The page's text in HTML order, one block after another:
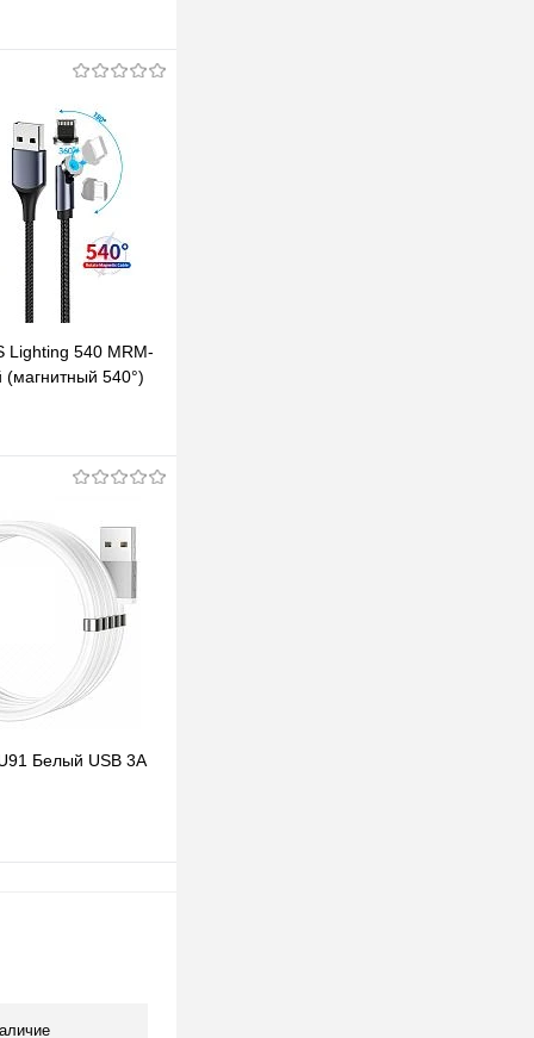
Lighting 540 MRM-
540°)
на магните,
К сравнению
В наличии
Белый USB 3A